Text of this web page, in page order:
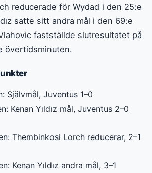
reducerade för Wydad i den 25:e
satte sitt andra mål i den 69:e
fastställde slutresultatet på
övertidsminuten.
Självmål, Juventus 1–0
Kenan Yıldız mål, Juventus 2–0
Thembinkosi Lorch reducerar, 2–1
Kenan Yıldız andra mål, 3–1